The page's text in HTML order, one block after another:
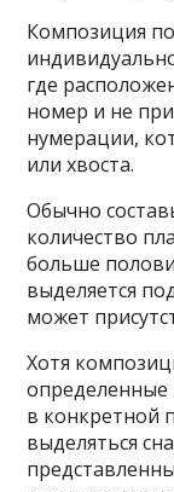
Композиция
где
номер и не
нумерации,
или хвоста.
Обычно
количество
больше
выделяется
может
Хотя
определенные
в конкретной
выделяться